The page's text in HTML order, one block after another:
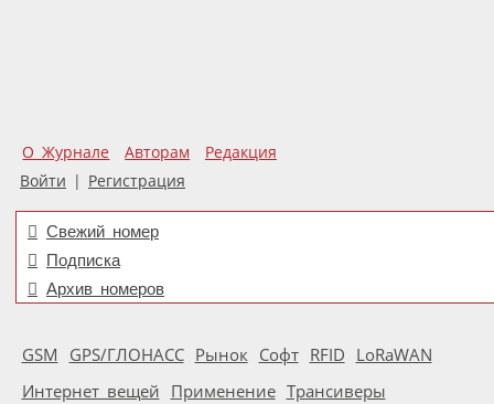
О Журнале Авторам
Редакция
Войти | Регистрация
Свежий номер
Подписка
Архив номеров
GSM GPS/ГЛОНАСС Рынок Софт RFID LoRaWAN
Интернет вещей Применение Трансиверы